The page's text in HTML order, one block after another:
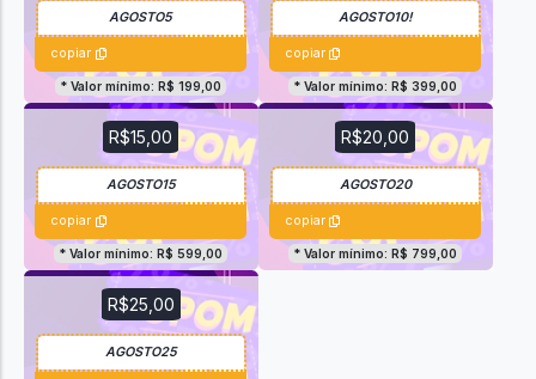
copiar
* Valor mínimo: R$ 199,00
copiar
* Valor mínimo: R$ 399,00
R$15,00
copiar
* Valor mínimo: R$ 599,00
R$20,00
copiar
* Valor mínimo: R$ 799,00
R$25,00